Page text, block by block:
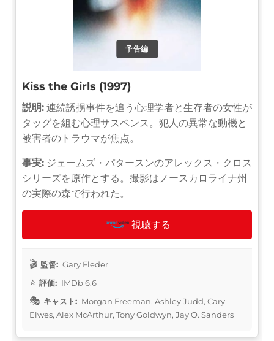
予告編
Kiss the Girls (1997)
説明: 連続誘拐事件を追う心理学者と生存者の女性が
タッグを組む心理サスペンス。犯人の異常な動機と
被害者のトラウマが焦点。
事実: ジェームズ・パタースンのアレックス・クロス
シリーズを原作とする。撮影はノースカロライナ州
の実際の森で行われた。
視聴する
監督: Gary Fleder
評価: IMDb 6.6
キャスト: Morgan Freeman, Ashley Judd, Cary
Elwes, Alex McArthur, Tony Goldwyn, Jay O. Sanders